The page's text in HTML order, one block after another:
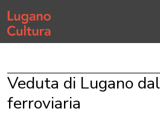
Home page
Veduta di Lugano
ferroviaria